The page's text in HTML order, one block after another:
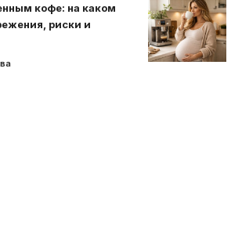
кофе: на каком
риски и